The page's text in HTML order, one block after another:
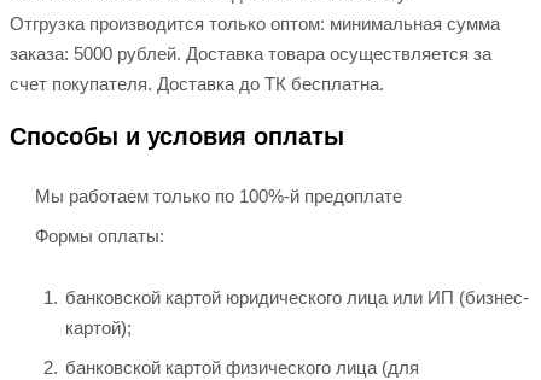
Отгрузка производится только оптом: минимальная сумма
заказа: 5000 рублей. Доставка товара осуществляется за
счет покупателя. Доставка до ТК бесплатна.
Способы и условия оплаты
Мы работаем только по 100%-й предоплате
Формы оплаты:
банковской картой юридического лица или ИП (бизнес-
картой);
банковской картой физического лица (для